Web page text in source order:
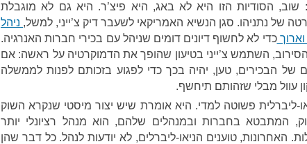
הסודיות הזו היא לא באג, היא פיצ’ר. היא גם לא מוגבלת
של נתניהו. סגן הנשיא האמריקאי לשעבר דיק צ’ייני, למשל, ניהל
כדי לא לחשוף דיונים דומים שניהל עם בכירי חברות האנרגיה.
השתמש צ’ייני בטיעון שהופך את הדמוקרטיה על ראשה: אם
של הבכירים, טען, יהיה בכך כדי לפגוע בזכותם לפנות לממשלה
עוול מבלי שזהותם תיחשף.
ליברלית פשוטה למדי. היא אומרת שיש יצור מיסטי שנקרא השוק
המתבטא בחברות ובמנהלים שלהם, הוא מנהל רציונלי יותר
האחרונות, טוענים הניאו-ליברלים, לא יודעות לנהל. כל דבר שהן